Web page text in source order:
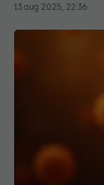
13 aug 2025, 22:36